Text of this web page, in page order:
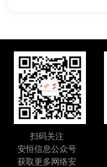
扫码关注
安恒信息公众号
获取更多网络安